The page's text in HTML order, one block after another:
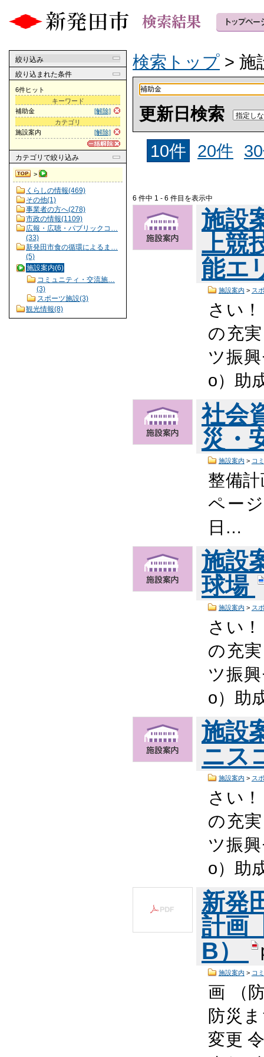
絞り込み
絞り込まれた条件
6件ヒット
キーワード
[解除]
補助金
カテゴリ
[解除]
施設案内
カテゴリ で絞り込み
>
くらしの情報(469)
その他(1)
事業者の方へ(278)
市政の情報(1109)
広報・広聴・パブリックコ…
(33)
新発田市食の循環によるま…
(5)
施設案内(6)
コミュニティ・交流施…
(3)
スポーツ施設(3)
観光情報(8)
検索トップ > 施
更新日検索
10件
20件
6 件中 1 - 6 件目を表示中
施設
上競
能エ
施設案内 > ス
さい
の充
ツ振
o）助
社会
災・
施設案内 > コ
整備
ペー
日…
施設
球場
施設案内 > ス
さい
の充
ツ振
o）助
施設
ニス
施設案内 > ス
さい
の充
ツ振
o）助
新発
計画
B）
施設案内 > コ
画 （
防災
変更